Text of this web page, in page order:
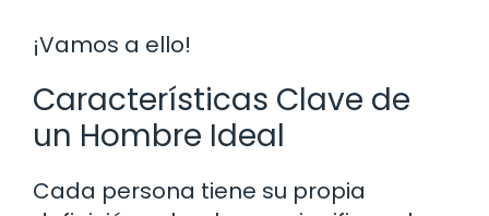
¡Vamos a ello!
Características Clave de
un Hombre Ideal
Cada persona tiene su propia